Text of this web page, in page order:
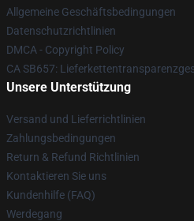
Allgemeine Geschäftsbedingungen
Datenschutzrichtlinien
DMCA - Copyright Policy
CA SB657:
Unsere Unterstützung
Versand und Lieferrichtlinien
Zahlungsbedingungen
Return & Refund Richtlinien
Kontaktieren Sie uns
Kundenhilfe (FAQ)
Werdegang